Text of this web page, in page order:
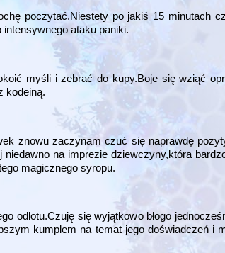
poczytać.Niestety po jakiś 15 minutach
ataku paniki.
myśli i zebrać do kupy.Boje się wziąć
kodeiną.
znowu zaczynam czuć się naprawdę
na imprezie dziewczyny,która
magicznego syropu.
odlotu.Czuję się wyjątkowo błogo
kumplem na temat jego doświadczeń i